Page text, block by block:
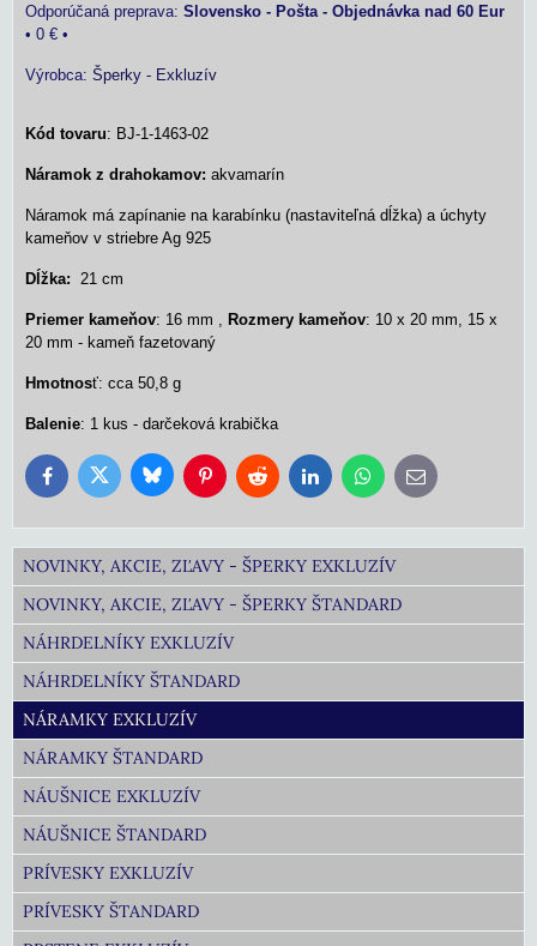
Slovensko - Pošta - Objednávka nad 60 Eur
• 0 € •
Výrobca: Šperky - Exkluzív
Kód tovaru: BJ-1-1463-02
Náramok z drahokamov: akvamarín
Náramok má zapínanie na karabínku (nastaviteľná dĺžka) a úchyty
kameňov v striebre Ag 925
Dĺžka: 21 cm
Priemer kameňov: 16 mm , Rozmery kameňov: 10 x 20 mm, 15 x
20 mm - kameň fazetovaný
Hmotnosť: cca 50,8 g
Balenie: 1 kus - darčeková krabička
FacebookTwitter BlueskyPinterestReddit LinkedInWhatsApp
E-
mail
NOVINKY, AKCIE, ZĽAVY - ŠPERKY EXKLUZÍV
NOVINKY, AKCIE, ZĽAVY - ŠPERKY ŠTANDARD
NÁHRDELNÍKY EXKLUZÍV
NÁHRDELNÍKY ŠTANDARD
NÁRAMKY EXKLUZÍV
NÁRAMKY ŠTANDARD
NÁUŠNICE EXKLUZÍV
NÁUŠNICE ŠTANDARD
PRÍVESKY EXKLUZÍV
PRÍVESKY ŠTANDARD